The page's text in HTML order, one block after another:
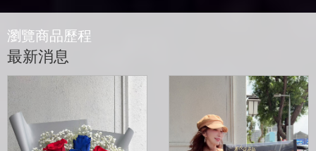
瀏覽商品歷程
最新消息